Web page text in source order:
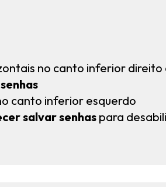
no canto inferior direito
canto inferior esquerdo
salvar senhaspara